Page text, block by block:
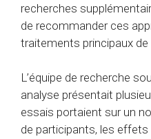
recherches
de recommander ces
traitements principaux de
L’équipe de recherche
analyse présentait
essais portaient sur un
de participants, les